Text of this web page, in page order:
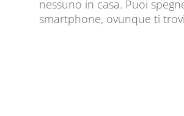
nessuno in casa. Puoi
smartphone, ovunque ti